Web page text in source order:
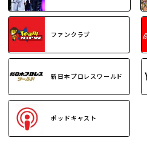
ファンクラブ
新日本プロレスワールド
ポッドキャスト